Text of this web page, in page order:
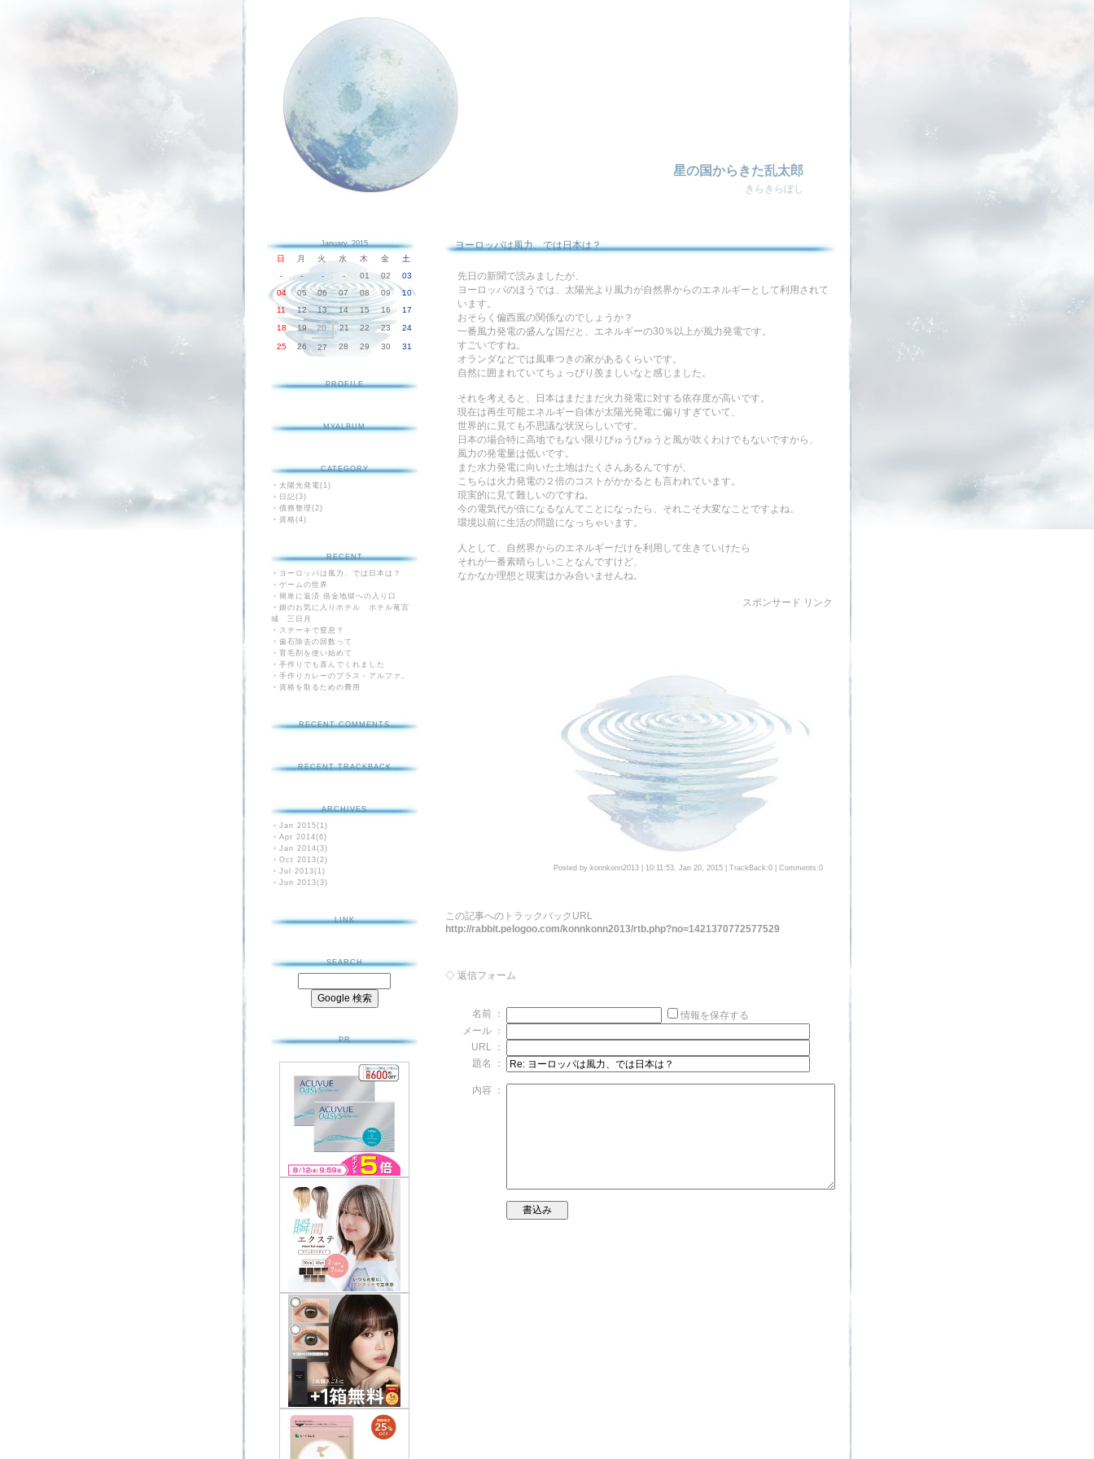
星の国からきた乱太郎
きらきらぼし
January, 2015
日 月 火 水 木 金
土
-
- - - 01 02
03
04
05 06 07 08 09
10
11
12 13 14 15 16
17
18
19 20 21 22 23 24
25 26 27 28 29 30 31
PROFILE
MYALBUM
CATEGORY
・ 太陽光発電(1)
・ 日記(3)
・ 債務整理(2)
・ 資格(4)
RECENT
・ ヨーロッパは風力、では日本は？
・ ゲームの世界
・ 簡単に返済 借金地獄への入り口
・ 娘のお気に入りホテル ホテル竜宮
城 三日月
・ ステーキで窒息？
・ 歯石除去の回数って
・ 育毛剤を使い始めて
・ 手作りでも喜んでくれました
・ 手作りカレーのプラス・アルファ。
・ 資格を取るための費用
RECENT COMMENTS
RECENT TRACKBACK
ARCHIVES
・ Jan 2015(1)
・ Apr 2014(6)
・ Jan 2014(3)
・ Oct 2013(2)
・ Jul 2013(1)
・ Jun 2013(3)
LINK
SEARCH
PR
ヨーロッパは風力、では日本は？
先日の新聞で読みましたが、
ヨーロッパのほうでは、太陽光より風力が自然界からのエネルギーとして利用されて
います。
おそらく偏西風の関係なのでしょうか？
一番風力発電の盛んな国だと、エネルギーの30％以上が風力発電です。
すごいですね。
オランダなどでは風車つきの家があるくらいです。
自然に囲まれていてちょっぴり羨ましいなと感じました。
それを考えると、日本はまだまだ火力発電に対する依存度が高いです。
現在は再生可能エネルギー自体が太陽光発電に偏りすぎていて、
世界的に見ても不思議な状況らしいです。
日本の場合特に高地でもない限りびゅうびゅうと風が吹くわけでもないですから、
風力の発電量は低いです。
また水力発電に向いた土地はたくさんあるんですが、
こちらは火力発電の２倍のコストがかかるとも言われています。
現実的に見て難しいのですね。
今の電気代が倍になるなんてことになったら、それこそ大変なことですよね。
環境以前に生活の問題になっちゃいます。
人として、 自然界からのエネルギーだけを利用して生きていけたら
それが一番素晴らしいことなんですけど、
なかなか理想と現実はかみ合いませんね。
スポンサード リンク
Posted by konnkonn2013 | 10:11:53, Jan 20, 2015 TrackBack:0 Comments:0
この記事へのトラックバックURL
http://rabbit.pelogoo.com/konnkonn2013/rtb.php?no=1421370772577529
◇ 返信フォーム
名前 ：
情報を保存する
メール ：
URL ：
題名 ：
内容 ：